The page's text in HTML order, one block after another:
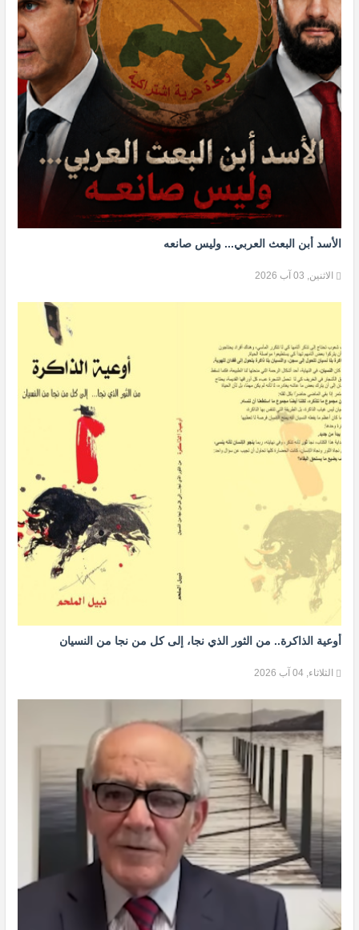
الأسد أبن البعث العربي... وليس صانعه
الاثنين, 03 آب 2026
أوعية الذاكرة.. من الثور الذي نجا، إلى كل من نجا من النسيان
الثلاثاء, 04 آب 2026